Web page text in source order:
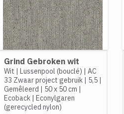
Grind Gebroken wit
Wit | Lussenpool (bouclé) | AC
33 Zwaar project gebruik| 5,5|
Gemêleerd | 50 x 50 cm |
Ecoback| Econylgaren
(gerecycled nylon)